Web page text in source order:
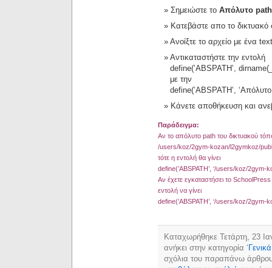
Σημειώστε το Απόλυτο
Κατεβάστε απο το
Ανοίξτε το αρχείο με ένα
Αντικαταστήστε την εντολή
define(’ABSPATH’,
με την
define(’ABSPATH’,
Κάνετε αποθήκευση και
Παράδειγμα:
Aν το απόλυτο path του δικτυακού
/users/koz/2gym-kozan/l2gymkoz/
τότε η εντολή θα γίνει
define(’ABSPATH’, ‘/users/koz/2gym-
Αν έχετε εγκαταστήσει το
εντολή να γίνει
define(’ABSPATH’, ‘/users/koz/2gym-
Καταχωρήθηκε Τετάρτη, 23
ανήκει στην κατηγορία ‘ Γενικά
σχόλια του παραπάνω